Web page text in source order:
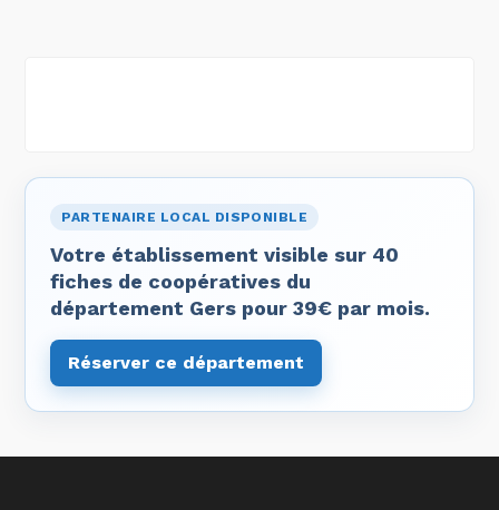
PARTENAIRE LOCAL DISPONIBLE
Votre établissement visible sur 40
fiches de coopératives du
département Gers pour 39€ par mois.
Réserver ce département